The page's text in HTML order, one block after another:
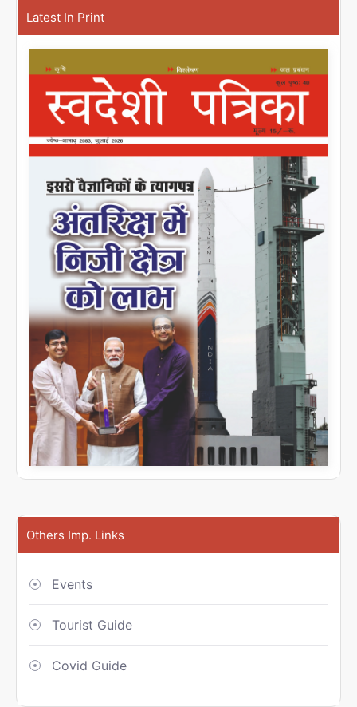
Latest In Print
Others Imp. Links
Events
Tourist Guide
Covid Guide